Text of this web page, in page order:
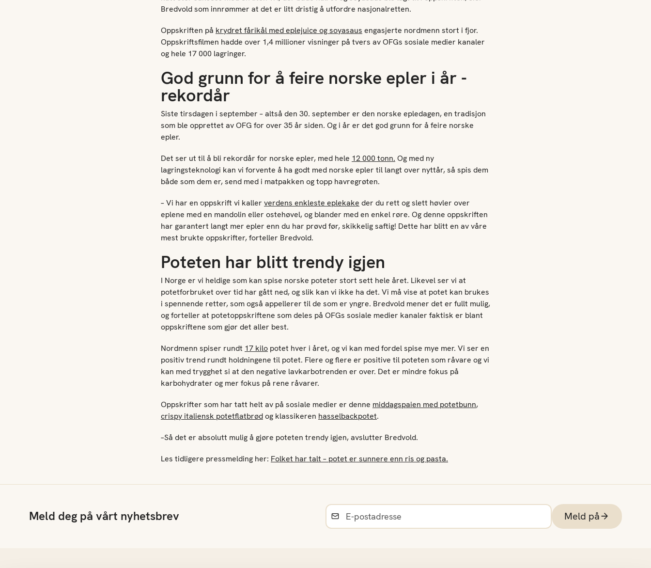
Bredvold som innrømmer at det er litt dristig å utfordre nasjonalretten.
Oppskriften på krydret fårikål med eplejuice og soyasaus engasjerte nordmenn stort i fjor.
Oppskriftsfilmen hadde over 1,4 millioner visninger på tvers av OFGs sosiale medier kanaler
og hele 17 000 lagringer.
God grunn for å feire norske epler i år -
rekordår
Siste tirsdagen i september – altså den 30. september er den norske epledagen, en tradisjon
som ble opprettet av OFG for over 35 år siden. Og i år er det god grunn for å feire norske
epler.
Det ser ut til å bli rekordår for norske epler, med hele 12 000 tonn. Og med ny
lagringsteknologi kan vi forvente å ha godt med norske epler til langt over nyttår, så spis dem
både som dem er, send med i matpakken og topp havregrøten.
– Vi har en oppskrift vi kaller verdens enkleste eplekake der du rett og slett høvler over
eplene med en mandolin eller ostehøvel, og blander med en enkel røre. Og denne oppskriften
har garantert langt mer epler enn du har prøvd før, skikkelig saftig! Dette har blitt en av våre
mest brukte oppskrifter, forteller Bredvold.
Poteten har blitt trendy igjen
I Norge er vi heldige som kan spise norske poteter stort sett hele året. Likevel ser vi at
potetforbruket over tid har gått ned, og slik kan vi ikke ha det. Vi må vise at potet kan brukes
i spennende retter, som også appellerer til de som er yngre. Bredvold mener det er fullt mulig,
og forteller at potetoppskriftene som deles på OFGs sosiale medier kanaler faktisk er blant
oppskriftene som gjør det aller best.
Nordmenn spiser rundt 17 kilo potet hver i året, og vi kan med fordel spise mye mer. Vi ser en
positiv trend rundt holdningene til potet. Flere og flere er positive til poteten som råvare og vi
kan med trygghet si at den negative lavkarbotrenden er over. Det er mindre fokus på
karbohydrater og mer fokus på rene råvarer.
Oppskrifter som har tatt helt av på sosiale medier er denne middagspaien med potetbunn,
crispy italiensk potetflatbrødog klassikeren hasselbackpotet.
–Så det er absolutt mulig å gjøre poteten trendy igjen, avslutter Bredvold.
Les tidligere pressmelding her: Folket har talt – potet er sunnere enn ris og pasta.
Meld deg på vårt nyhetsbrev Meld på